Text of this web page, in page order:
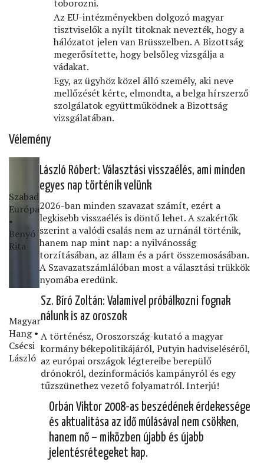
toborozni.
Az EU-intézményekben dolgozó magyar
tisztviselők a nyílt titoknak nevezték, hogy a
hálózatot jelen van Brüsszelben. A Bizottság
megerősítette, hogy belsőleg vizsgálja a
vádakat.
Egy, az ügyhöz közel álló személy, aki neve
mellőzését kérte, elmondta, a belga hírszerző
szolgálatok együttműködnek a Bizottság
vizsgálatában.
Vélemény
Szabad
Európa
•
Benyó
Rita
László Róbert: Választási visszaélés, ami minden
egyes nap történik velünk
2026-ban minden szavazat számít, ezért a
legkisebb visszaélés is döntő lehet. A szakértők
szerint a valódi csalás nem az urnánál történik,
hanem nap mint nap: a nyilvánosság
torzításában, az állam és a párt összemosásában.
A Szavazatszámlálóban most a választási trükkök
nyomába eredünk.
Magyar
Hang •
Csécsi
László
Sz. Bíró Zoltán: Valamivel próbálkozni fognak
nálunk is az oroszok
A történész, Oroszország-kutató a magyar
kormány békepolitikájáról, Putyin hadviseléséről,
az európai országok légtereibe berepülő
drónokról, dezinformációs kampányról és egy
tűzszünethez vezető folyamatról. Interjú!
Orbán Viktor 2008-as beszédének érdekessége
és aktualitása az idő múlásával nem csökken,
hanem nő – miközben újabb és újabb
jelentésrétegeket kap.